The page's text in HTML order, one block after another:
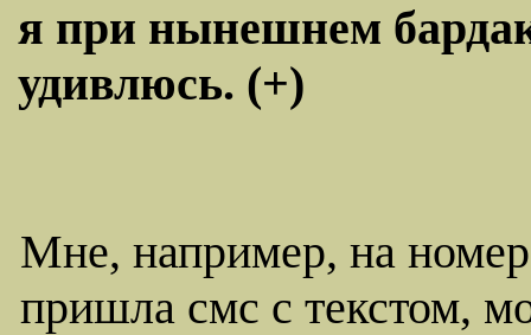
я при нынешнем
удивлюсь. (+)
Мне, например, на
пришла смс с текстом,